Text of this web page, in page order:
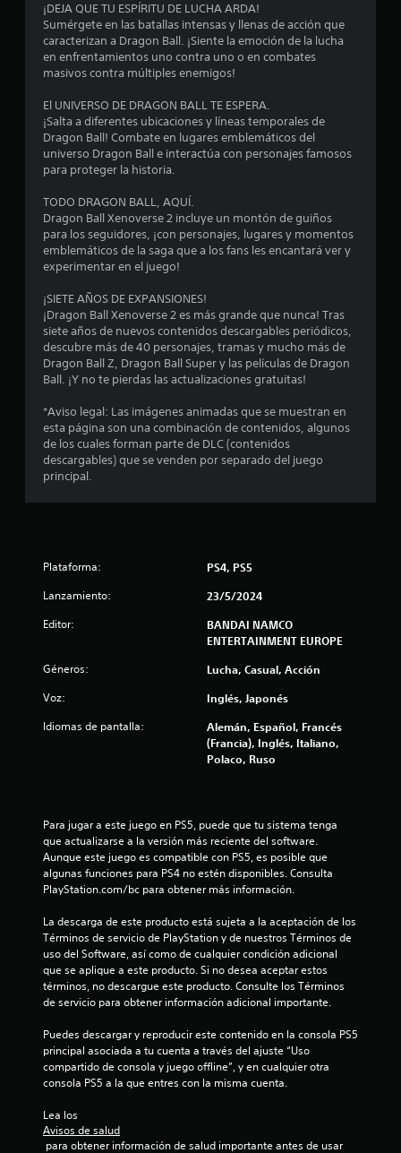
i
i
n
e
s
¡DEJA QUE TU ESPÍRITU DE LUCHA ARDA!
Sumérgete en las batallas intensas y llenas de acción que
caracterizan a Dragon Ball. ¡Siente la emoción de la lucha
en enfrentamientos uno contra uno o en combates
masivos contra múltiples enemigos!
El UNIVERSO DE DRAGON BALL TE ESPERA.
¡Salta a diferentes ubicaciones y líneas temporales de
Dragon Ball! Combate en lugares emblemáticos del
universo Dragon Ball e interactúa con personajes famosos
para proteger la historia.
TODO DRAGON BALL, AQUÍ.
Dragon Ball Xenoverse 2 incluye un montón de guiños
para los seguidores, ¡con personajes, lugares y momentos
emblemáticos de la saga que a los fans les encantará ver y
experimentar en el juego!
¡SIETE AÑOS DE EXPANSIONES!
¡Dragon Ball Xenoverse 2 es más grande que nunca! Tras
siete años de nuevos contenidos descargables periódicos,
descubre más de 40 personajes, tramas y mucho más de
Dragon Ball Z, Dragon Ball Super y las películas de Dragon
Ball. ¡Y no te pierdas las actualizaciones gratuitas!
*Aviso legal: Las imágenes animadas que se muestran en
esta página son una combinación de contenidos, algunos
de los cuales forman parte de DLC (contenidos
descargables) que se venden por separado del juego
principal.
Plataforma: PS4, PS5
Lanzamiento: 23/5/2024
Editor:
BANDAI NAMCO
ENTERTAINMENT EUROPE
Géneros: Lucha, Casual, Acción
Voz: Inglés, Japonés
Idiomas de pantalla:
Alemán, Español, Francés
(Francia), Inglés, Italiano,
Polaco, Ruso
Para jugar a este juego en PS5, puede que tu sistema tenga
que actualizarse a la versión más reciente del software.
Aunque este juego es compatible con PS5, es posible que
algunas funciones para PS4 no estén disponibles. Consulta
PlayStation.com/bc para obtener más información.
La descarga de este producto está sujeta a la aceptación de los
Términos de servicio de PlayStation y de nuestros Términos de
uso del Software, así como de cualquier condición adicional
que se aplique a este producto. Si no desea aceptar estos
términos, no descargue este producto. Consulte los Términos
de servicio para obtener información adicional importante.
Puedes descargar y reproducir este contenido en la consola PS5
principal asociada a tu cuenta a través del ajuste “Uso
compartido de consola y juego offline”, y en cualquier otra
consola PS5 a la que entres con la misma cuenta.
Lea los
Avisos de salud